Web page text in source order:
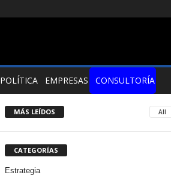
POLÍTICA EMPRESAS CONSULTORÍA
MÁS LEÍDOS All
CATEGORÍAS
Estrategia